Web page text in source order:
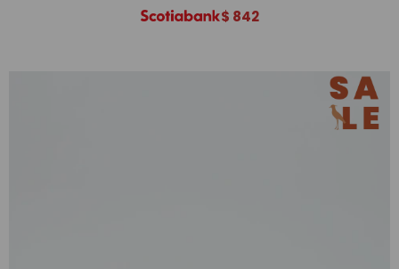
$ 842